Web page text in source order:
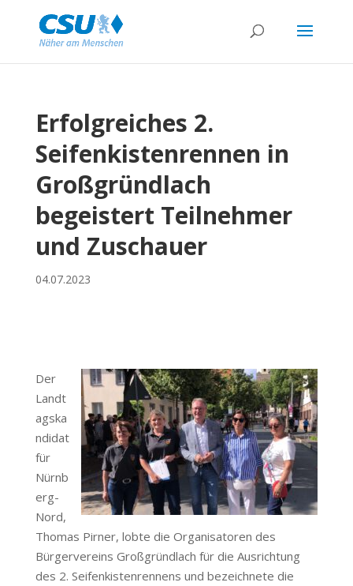
Erfolgreiches 2.
Seifenkistenrennen in
Großgründlach
begeistert Teilnehmer
und Zuschauer
04.07.2023
Der
Landt
agska
ndidat
für
Nürnb
erg-
Nord,
Thomas Pirner, lobte die Organisatoren des
Bürgervereins Großgründlach für die Ausrichtung
des 2. Seifenkistenrennens und bezeichnete die